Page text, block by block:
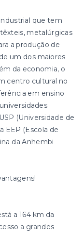
que tem
metalúrgicas
a produção de
um dos maiores
da economia, o
centro cultural no
em ensino
(Universidade de
EEP (Escola de
da Anhembi
a 164 km da
a grandes